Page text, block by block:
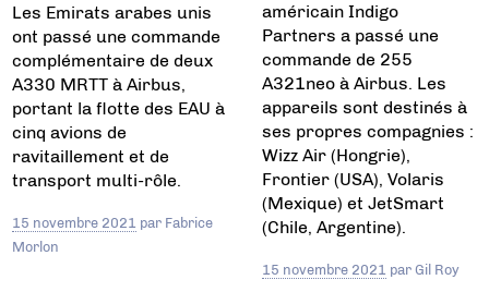
Les Emirats arabes unis
ont passé une commande
complémentaire de deux
A330 MRTT à Airbus,
portant la flotte des EAU à
cinq avions de
ravitaillement et de
transport multi-rôle.
15 novembre 2021 par Fabrice
Morlon
américain Indigo
Partners a passé une
commande de 255
A321neo à Airbus. Les
appareils sont destinés à
ses propres compagnies :
Wizz Air (Hongrie),
Frontier (USA), Volaris
(Mexique) et JetSmart
(Chile, Argentine).
15 novembre 2021 par Gil Roy